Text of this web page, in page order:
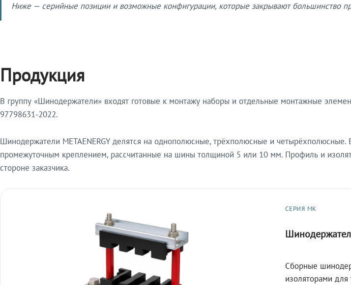
Ниже — серийные позиции и возможные конфигурации, которые закрывают большинство
Продукция
В группу «Шинодержатели» входят готовые к монтажу наборы и отдельные монтажные
97798631-2022.
Шинодержатели METAENERGY делятся на однополюсные, трёхполюсные и
промежуточным креплением, рассчитанные на шины толщиной 5 или 10 мм. Профиль и
стороне заказчика.
СЕРИЯ МК
Сборные
изоляторами